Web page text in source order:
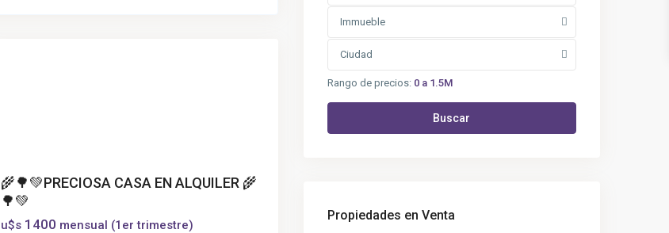
🌾🌳💚PRECIOSA CASA EN ALQUILER 🌾
🌳💚
u$s 1400 mensual (1er trimestre)
Immueble
Ciudad
Rango de precios: 0 a 1.5M
Buscar
Propiedades en Venta